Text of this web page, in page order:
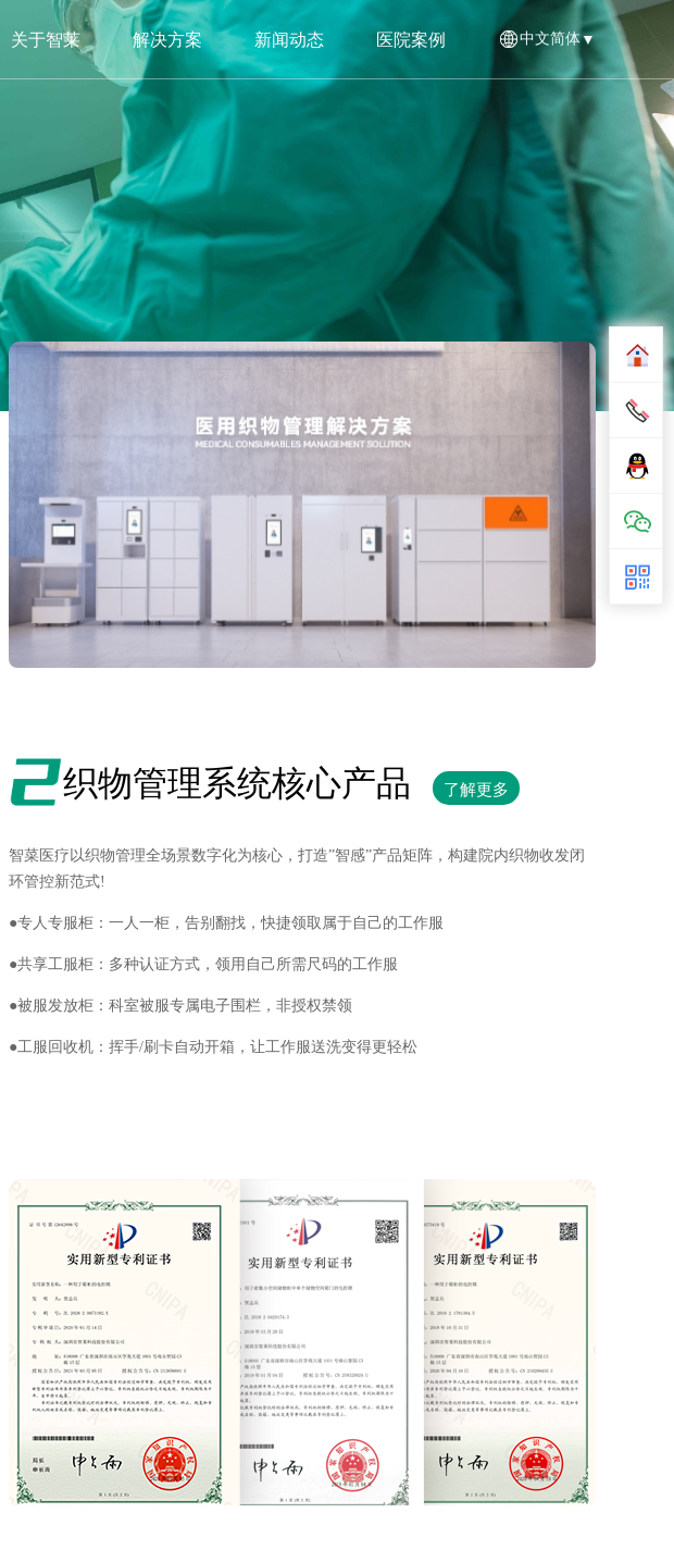
关于智莱 解决方案 新闻动态 医院案例 中文简体▼
织物管理系统核心产品 了解更多
智菜医疗以织物管理全场景数字化为核心，打造”智感”产品矩阵，构建院内织物收发闭
环管控新范式!
●专人专服柜：一人一柜，告别翻找，快捷领取属于自己的工作服
●共享工服柜 ： 多种认证方式，领用自己所需尺码的工作服
●被服发放柜 ： 科室被服专属电子围栏，非授权禁领
●工服回收机 ： 挥手/刷卡自动开箱，让工作服送洗变得更轻松